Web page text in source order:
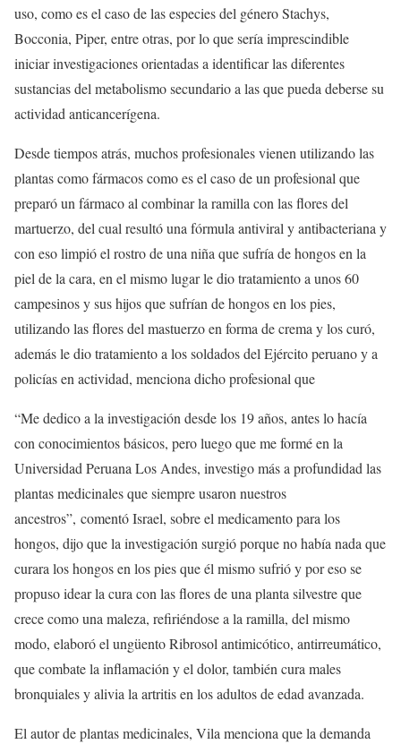
uso, como es el caso de las especies del género Stachys,
Bocconia, Piper, entre otras, por lo que sería imprescindible
iniciar investigaciones orientadas a identificar las diferentes
sustancias del metabolismo secundario a las que pueda deberse su
actividad anticancerígena.
Desde tiempos atrás, muchos profesionales vienen utilizando las
plantas como fármacos como es el caso de un profesional que
preparó un fármaco al combinar la ramilla con las flores del
martuerzo, del cual resultó una fórmula antiviral y antibacteriana y
con eso limpió el rostro de una niña que sufría de hongos en la
piel de la cara, en el mismo lugar le dio tratamiento a unos 60
campesinos y sus hijos que sufrían de hongos en los pies,
utilizando las flores del mastuerzo en forma de crema y los curó,
además le dio tratamiento a los soldados del Ejército peruano y a
policías en actividad, menciona dicho profesional que
“Me dedico a la investigación desde los 19 años, antes lo hacía
con conocimientos básicos, pero luego que me formé en la
Universidad Peruana Los Andes, investigo más a profundidad las
plantas medicinales que siempre usaron nuestros
ancestros”, comentó Israel, sobre el medicamento para los
hongos, dijo que la investigación surgió porque no había nada que
curara los hongos en los pies que él mismo sufrió y por eso se
propuso idear la cura con las flores de una planta silvestre que
crece como una maleza, refiriéndose a la ramilla, del mismo
modo, elaboró el ungüento Ribrosol antimicótico, antirreumático,
que combate la inflamación y el dolor, también cura males
bronquiales y alivia la artritis en los adultos de edad avanzada.
El autor de plantas medicinales, Vila menciona que la demanda